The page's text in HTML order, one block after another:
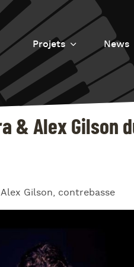
Projets
Introduction
Resurrection
Eretz
News
& Alex Gilson
Gilson, contrebasse